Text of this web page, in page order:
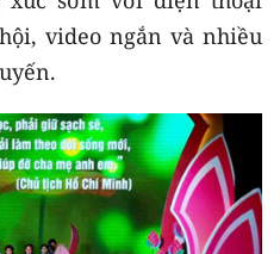
video ngắn và nhiều